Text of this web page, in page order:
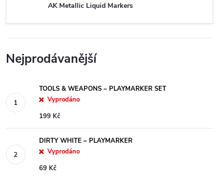
AK Metallic Liquid Markers
Nejprodávanější
TOOLS & WEAPONS – PLAYMARKER SET
Vyprodáno
199 Kč
DIRTY WHITE – PLAYMARKER
Vyprodáno
69 Kč